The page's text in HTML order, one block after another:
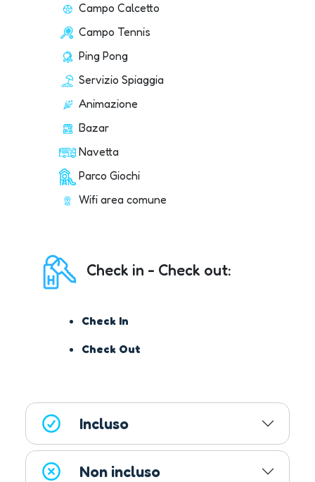
Campo Calcetto
Campo Tennis
Ping Pong
Servizio Spiaggia
Animazione
Bazar
Navetta
Parco Giochi
Wifi area comune
Check in - Check out:
Check In
Check Out
Incluso
Non incluso